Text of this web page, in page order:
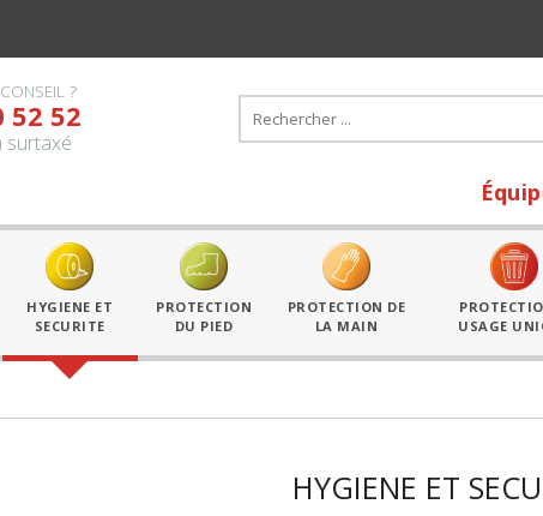
?
52 52
surtaxé
Équipe tous
HYGIENE ET
SECURITE
PROTECTION
DU PIED
PROTECTION DE
LA MAIN
USAGE
HYGIENE ET